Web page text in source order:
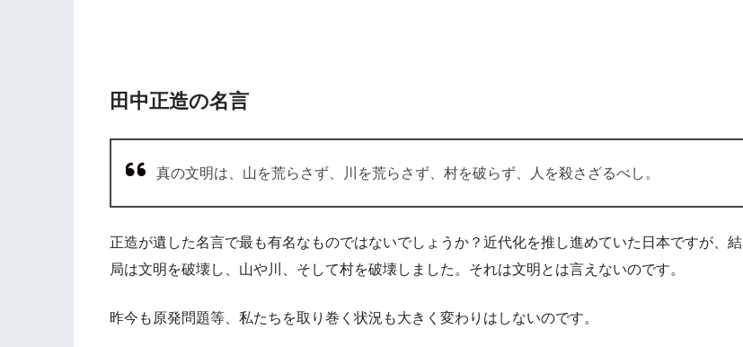
田中正造の名言
真の文明は、山を荒らさず、川を荒らさず、村を破らず、人を殺さざるべし。
正造が遺した名言で最も有名なものではないでしょうか？近代化を推し進めていた日本ですが、結
局は文明を破壊し、山や川、そして村を破壊しました。それは文明とは言えないのです。
昨今も原発問題等、私たちを取り巻く状況も大きく変わりはしないのです。